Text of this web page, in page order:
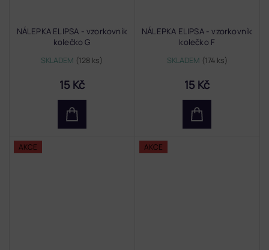
NÁLEPKA ELIPSA - vzorkovník
kolečko G
SKLADEM (128 ks)
15 Kč
NÁLEPKA ELIPSA - vzorkovník
kolečko F
SKLADEM (174 ks)
15 Kč
AKCE AKCE